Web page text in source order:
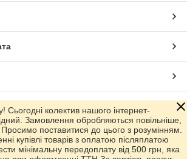
маркетплейсіProm.ua
Сьогодні колектив нашого інтернет-
Замовлення обробляються повільніше,
Просимо поставитися до цього з розумінням.
купівлі товарів з оплатою післяплатою
мінімальну передоплату від 500 грн, яка